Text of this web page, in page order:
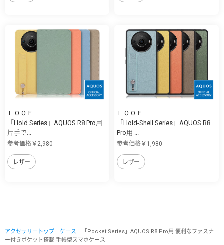
ＬＯＯＦ
「Hold Series」AQUOS R8 Pro用
片手で...
参考価格￥2,980
レザー
ＬＯＯＦ
「Hold-Shell Series」AQUOS R8
Pro用 ...
参考価格￥1,980
レザー
アクセサリートップ ケース ｜「Pocket Series」AQUOS R8 Pro用 便利なファスナ
ー付きポケット搭載 手帳型スマホケース